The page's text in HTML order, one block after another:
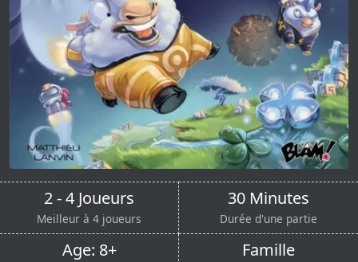
2 - 4 Joueurs
Meilleur à 4 joueurs
30 Minutes
Durée d'une partie
Age: 8+ Famille